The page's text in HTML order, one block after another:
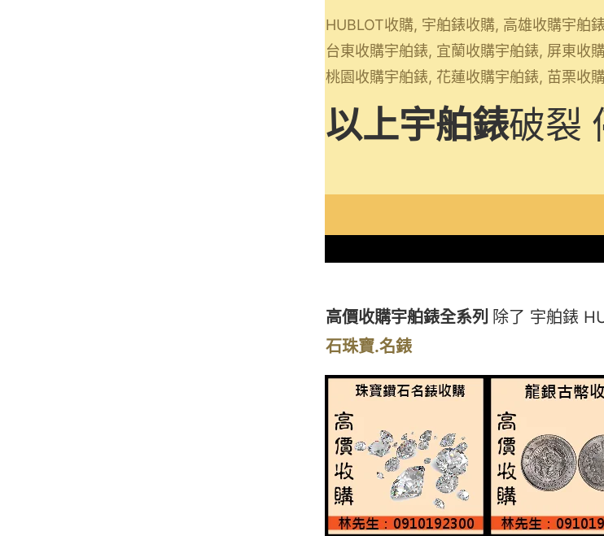
HUBLOT收購, 宇舶錶收購, 高雄收購宇舶
台東收購宇舶錶, 宜蘭收購宇舶錶, 屏東收
桃園收購宇舶錶, 花蓮收購宇舶錶, 苗栗收
以上宇舶錶破裂
高價收購宇舶錶全系列 除了 宇舶錶
石珠寶.名錶